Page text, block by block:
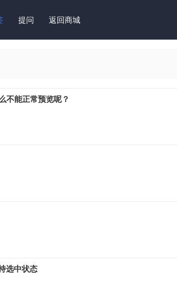
提问 返回商城
不能正常预览呢？
选中状态